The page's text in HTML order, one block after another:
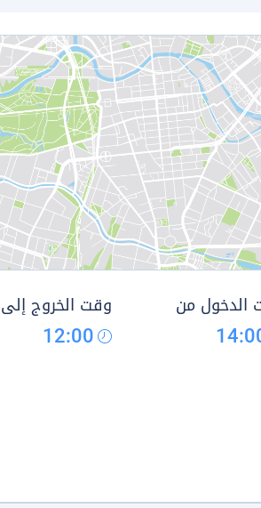
الدخول من وقت الخروج إلى
12:00